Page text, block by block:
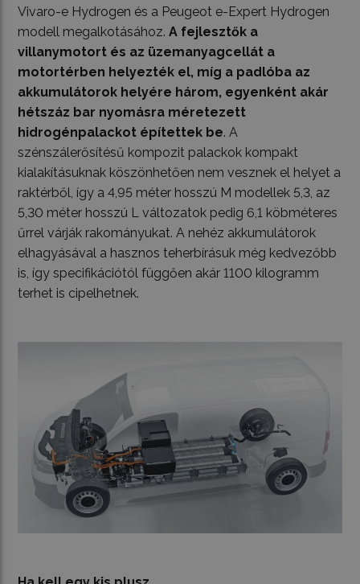
Vivaro-e Hydrogen és a Peugeot e-Expert Hydrogen
modell megalkotásához.A fejlesztők a
villanymotort és az üzemanyagcellát a
motortérben helyezték el, míg a padlóba az
akkumulátorok helyére három, egyenként akár
hétszáz bar nyomásra méretezett
hidrogénpalackot építettek be. A
szénszálerősítésű kompozit palackok kompakt
kialakításuknak köszönhetően nem vesznek el helyet a
raktérből, így a 4,95 méter hosszú M modellek 5,3, az
5,30 méter hosszú L változatok pedig 6,1 köbméteres
űrrel várják rakományukat. A nehéz akkumulátorok
elhagyásával a hasznos teherbírásuk még kedvezőbb
is, így specifikációtól függően akár 1100 kilogramm
terhet is cipelhetnek.